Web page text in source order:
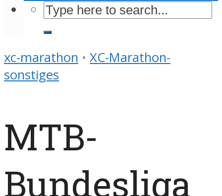
xc-marathon • XC-Marathon-
sonstiges
MTB-
Bundesliga